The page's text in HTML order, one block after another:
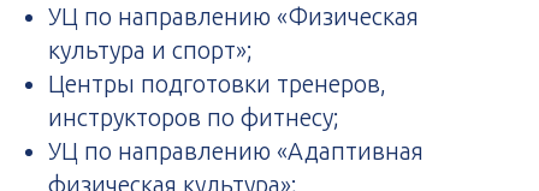
УЦ по направлению «Физическая
культура и спорт»;
Центры подготовки тренеров,
инструкторов по фитнесу;
УЦ по направлению «Адаптивная
физическая культура»;